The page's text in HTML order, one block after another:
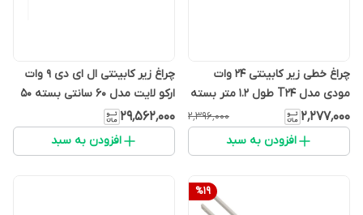
چراغ خطی زیر کابینتی 24 وات
مودی مدل T24 طول 1.2 متر بسته
2 عددی
۲٬۲۷۷٬۰۰۰ ۲٬۳۹۶٬۰۰۰
افزودن به سبد
چراغ زیر کابینتی ال ای دی 9 وات
ارکو لایت مدل 60 سانتی بسته 50
تایی
۲۹٬۵۶۲٬۰۰۰
افزودن به سبد
%19